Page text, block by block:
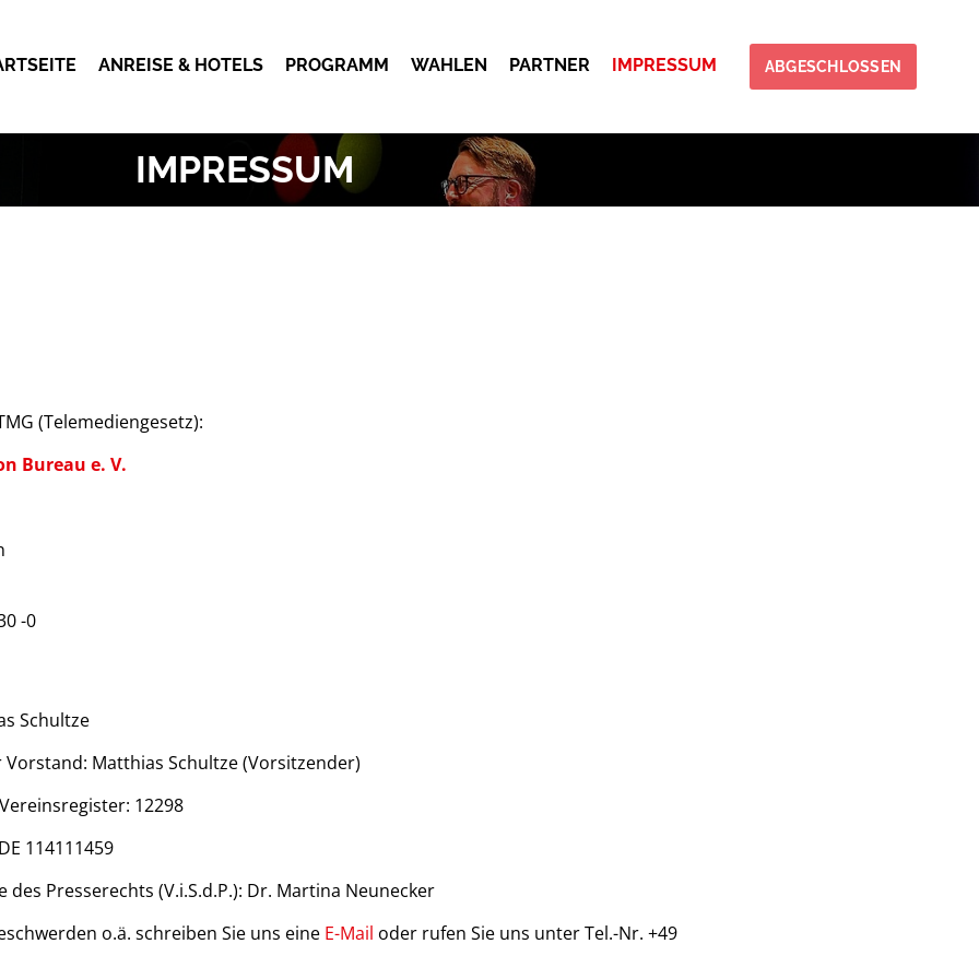
ANREISE & HOTELS PROGRAMM WAHLEN PARTNER IMPRESSUM ABGESCHLOSSEN
IMPRESSUM
(Telemediengesetz):
Bureau e. V.
-0
Schultze
Matthias Schultze (Vorsitzender)
12298
114111459
Presserechts (V.i.S.d.P.): Dr. Martina Neunecker
o.ä. schreiben Sie uns eine E-Mail oder rufen Sie uns unter Tel.-Nr. +49